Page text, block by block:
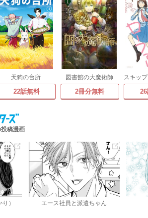
天狗の台所
22話無料
図書館の大魔術師
2冊分無料
稿漫画
） エース社員と派遣ちゃん